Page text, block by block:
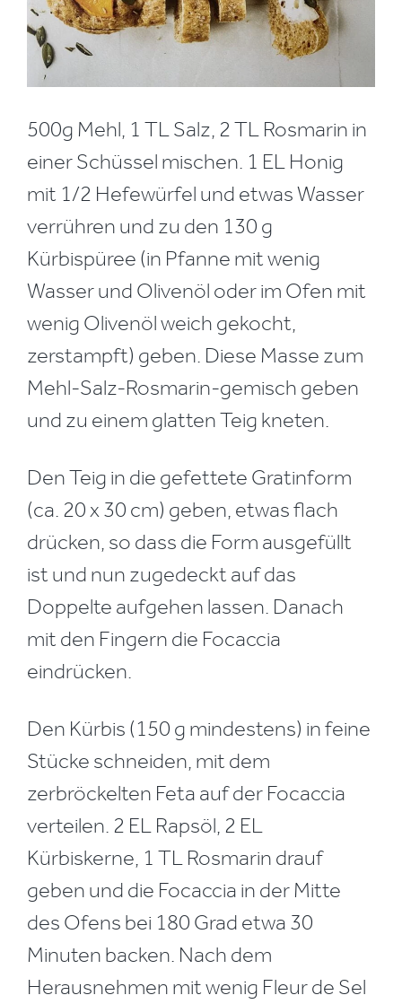
500g Mehl, 1 TL Salz, 2 TL Rosmarin in
einer Schüssel mischen. 1 EL Honig
mit 1/2 Hefewürfel und etwas Wasser
verrühren und zu den 130 g
Kürbispüree (in Pfanne mit wenig
Wasser und Olivenöl oder im Ofen mit
wenig Olivenöl weich gekocht,
zerstampft) geben. Diese Masse zum
Mehl-Salz-Rosmarin-gemisch geben
und zu einem glatten Teig kneten.
Den Teig in die gefettete Gratinform
(ca. 20 x 30 cm) geben, etwas flach
drücken, so dass die Form ausgefüllt
ist und nun zugedeckt auf das
Doppelte aufgehen lassen. Danach
mit den Fingern die Focaccia
eindrücken.
Den Kürbis (150 g mindestens) in feine
Stücke schneiden, mit dem
zerbröckelten Feta auf der Focaccia
verteilen. 2 EL Rapsöl, 2 EL
Kürbiskerne, 1 TL Rosmarin drauf
geben und die Focaccia in der Mitte
des Ofens bei 180 Grad etwa 30
Minuten backen. Nach dem
Herausnehmen mit wenig Fleur de Sel